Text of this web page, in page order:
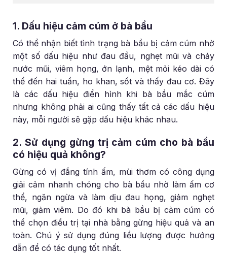
1. Dấu hiệu cảm cúm ở bà bầu
Có thể nhận biết tình trạng bà bầu bị cảm cúm nhờ
một số dấu hiệu như đau đầu, nghẹt mũi và chảy
nước mũi, viêm họng, ớn lạnh, mệt mỏi kéo dài có
thể đến hai tuần, ho khan, sốt và thấy đau cơ. Đây
là các dấu hiệu điển hình khi bà bầu mắc cúm
nhưng không phải ai cũng thấy tất cả các dấu hiệu
này, mỗi người sẽ gặp dấu hiệu khác nhau.
2. Sử dụng gừng trị cảm cúm cho bà bầu
có hiệu quả không?
Gừng có vị đắng tính ấm, mùi thơm có công dụng
giải cảm nhanh chóng cho bà bầu nhờ làm ấm cơ
thể, ngăn ngừa và làm dịu đau họng, giảm nghẹt
mũi, giảm viêm. Do đó khi bà bầu bị cảm cúm có
thể chọn điều trị tại nhà bằng gừng hiệu quả và an
toàn. Chú ý sử dụng đúng liều lượng được hướng
dẫn để có tác dụng tốt nhất.